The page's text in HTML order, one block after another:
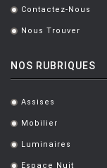
. Contactez-Nous
. Nous Trouver
NOS RUBRIQUES
. Assises
. Mobilier
. Luminaires
Espace Nuit